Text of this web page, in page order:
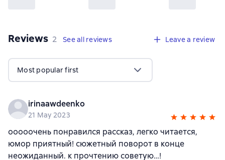
Reviews 2 reviews
2 See all reviews Leave a review
Most popular first
irinaawdeenko
21 May 2023
ооооочень понравился рассказ, легко читается,
юмор приятный! сюжетный поворот в конце
неожиданный. к прочтению советую…!